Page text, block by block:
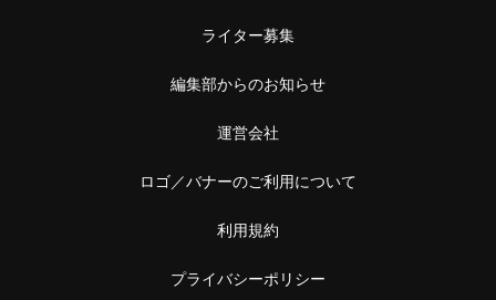
ライター募集
編集部からのお知らせ
運営会社
ロゴ／バナーのご利用について
利用規約
プライバシーポリシー